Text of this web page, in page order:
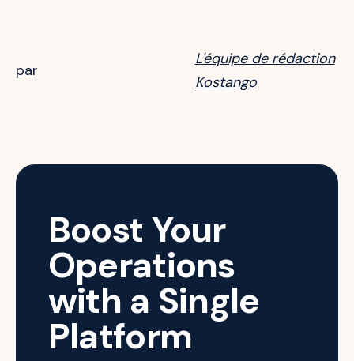
par
L'équipe de rédaction
Kostango
Boost Your
Operations
with a Single
Platform